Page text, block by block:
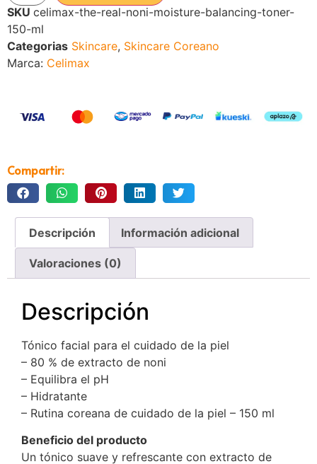
SKU celimax-the-real-noni-moisture-balancing-toner-
150-ml
Categorias Skincare, Skincare Coreano
Marca: Celimax
Compartir:
Descripción Información adicional
Valoraciones (0)
Descripción
Tónico facial para el cuidado de la piel
– 80 % de extracto de noni
– Equilibra el pH
– Hidratante
– Rutina coreana de cuidado de la piel – 150 ml
Beneficio del producto
Un tónico suave y refrescante con extracto de